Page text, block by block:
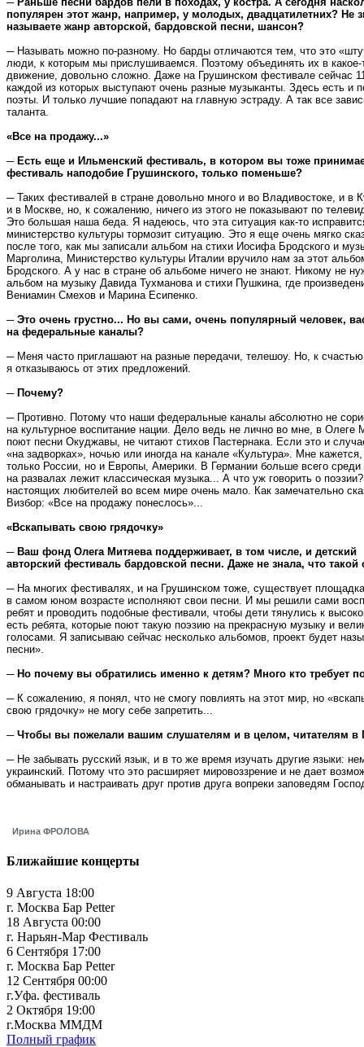
популярен этот жанр, например, у молодых, двадцатилетних? Не
называете жанр авторской, бардовской песни, шансон?
─ Называть можно по-разному. Но барды отличаются тем, что это
люди, к которым мы прислушиваемся. Поэтому объединять их в какое-
движение, довольно сложно. Даже на Грушинском фестивале сейчас
каждой из которых выступают очень разные музыканты. Здесь есть и
поэты. И только лучшие попадают на главную эстраду. А так все
таланта.
«Все на продажу...»
─ Есть еще и Ильменский фестиваль, в котором вы тоже
фестиваль наподобие Грушинского, только поменьше?
─ Таких фестивалей в стране довольно много и во Владивостоке, и в
и в Москве, но, к сожалению, ничего из этого не показывают по
Это большая наша беда. Я надеюсь, что эта ситуация как-то
министерство культуры тормозит ситуацию. Это я еще очень мягко
после того, как мы записали альбом на стихи Иосифа Бродского и
Марголина, Министерство культуры Италии вручило нам за этот
Бродского. А у нас в стране об альбоме ничего не знают. Никому не
альбом на музыку Давида Тухманова и стихи Пушкина, где
Вениамин Смехов и Марина Есипенко.
─ Это очень грустно... Но вы сами, очень популярный человек,
на федеральные каналы?
─ Меня часто приглашают на разные передачи, телешоу. Но, к
я отказываюсь от этих предложений.
─ Почему?
─ Противно. Потому что наши федеральные каналы абсолютно не
на культурное воспитание нации. Дело ведь не лично во мне, в Олеге
поют песни Окуджавы, не читают стихов Пастернака. Если это и
«на задворках», ночью или иногда на канале «Культура». Мне кажется,
только России, но и Европы, Америки. В Германии больше всего среди
на развалах лежит классическая музыка... А что уж говорить о
настоящих любителей во всем мире очень мало. Как замечательно
Визбор: «Все на продажу понеслось»...
«Вскапывать свою грядочку»
─ Ваш фонд Олега Митяева поддерживает, в том числе, и детский
авторский фестиваль бардовской песни. Даже не знала, что такой
─ На многих фестивалях, и на Грушинском тоже, существует
в самом юном возрасте исполняют свои песни. И мы решили сами
ребят и проводить подобные фестивали, чтобы дети тянулись к
есть ребята, которые поют такую поэзию на прекрасную музыку и
голосами. Я записываю сейчас несколько альбомов, проект будет
песни».
─ Но почему вы обратились именно к детям? Много кто требует
─ К сожалению, я понял, что не смогу повлиять на этот мир, но
свою грядочку» не могу себе запретить...
─ Чтобы вы пожелали вашим слушателям и в целом, читателям в
─ Не забывать русский язык, и в то же время изучать другие языки:
украинский. Потому что это расширяет мировоззрение и не дает
обманывать и настраивать друг против друга вопреки заповедям
Ирина ФРОЛОВА
Ближайшие концерты
9 Августа 18:00
г. Москва Бар Petter
18 Августа 00:00
г. Нарьян-Мар Фестиваль
6 Сентября 17:00
г. Москва Бар Petter
12 Сентября 00:00
г.Уфа. фестиваль
2 Октября 19:00
г.Москва ММДМ
Полный график